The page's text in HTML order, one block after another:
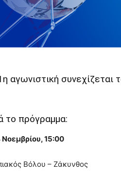
αγωνιστική συνεχίζεται
το πρόγραμμα:
Νοεμβρίου, 15:00
Βόλου – Ζάκυνθος